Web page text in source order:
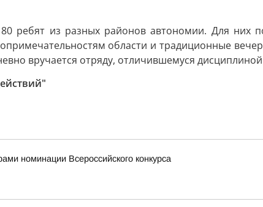
ребят из разных районов автономии. Для них
области и традиционные
вручается отряду, отличившемуся
номинации Всероссийского конкурса